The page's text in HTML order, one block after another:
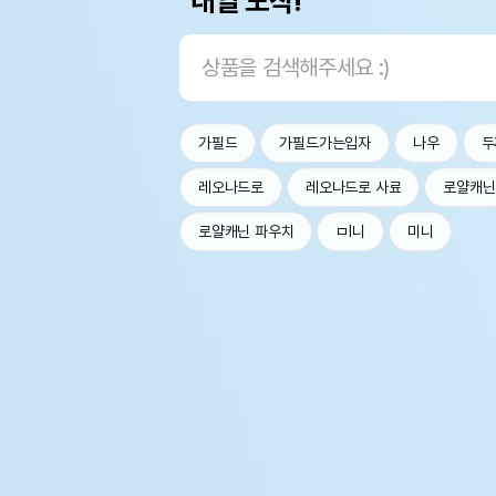
가필드 가필드가는입자 나우
레오나드로 레오나드로 사료 로얄캐닌
로얄캐닌 파우치 ㅁl니 미니